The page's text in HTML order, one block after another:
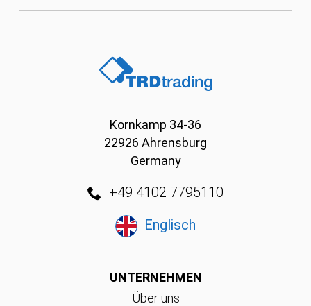
Kornkamp 34-36
22926 Ahrensburg
Germany
+49 4102 7795110
Englisch
UNTERNEHMEN
Über uns